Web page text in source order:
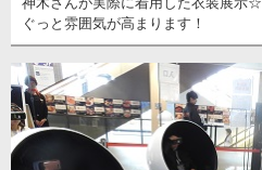
ぐっと雰囲気が高まります！